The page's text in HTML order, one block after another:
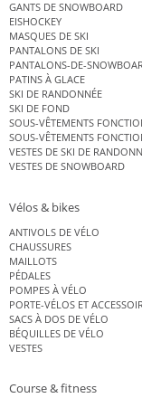
GANTS DE SNOWBOARD
EISHOCKEY
MASQUES DE SKI
PANTALONS DE SKI
PANTALONS-DE-
PATINS À GLACE
SKI DE RANDONNÉE
SKI DE FOND
SOUS-VÊTEMENTS
SOUS-VÊTEMENTS
VESTES DE SKI DE
VESTES DE SNOWBOARD
Vélos & bikes
ANTIVOLS DE VÉLO
CHAUSSURES
MAILLOTS
PÉDALES
POMPES À VÉLO
PORTE-VÉLOS ET
SACS À DOS DE VÉLO
BÉQUILLES DE VÉLO
VESTES
Course & fitness